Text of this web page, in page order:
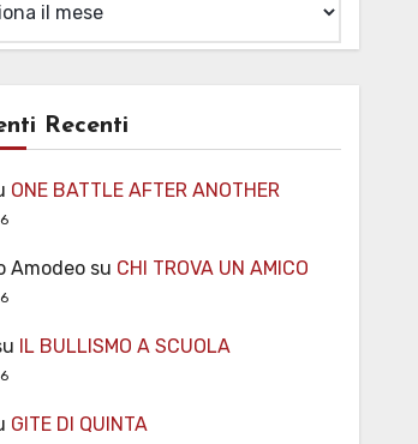
Recenti
ONE BATTLE AFTER ANOTHER
Amodeosu CHI TROVA UN AMICO
IL BULLISMO A SCUOLA
GITE DI QUINTA